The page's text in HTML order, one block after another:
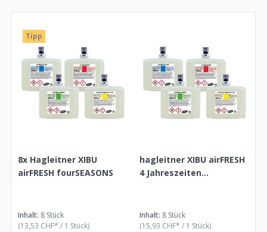
Tipp
8x Hagleitner XIBU
airFRESH fourSEASONS
Inhalt: 8 Stück
(13,53 CHF* / 1 Stück)
hagleitner XIBU airFRESH
4 Jahreszeiten
Inhalt: 8 Stück
(15,93 CHF* / 1 Stück)